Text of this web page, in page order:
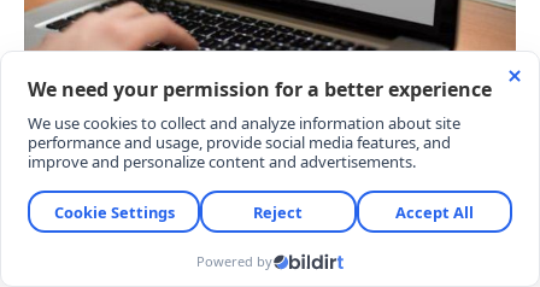
KARARNAME HANGİ KADROLARI KAPSIYOR?
bakanlık veya müracaat kurumuyla sınırlı tutulmadı.
Düzenleme, Türkiye Cumhuriyeti devleti
bünyesindeki tüm kamu kurum ve kuruluşlarının